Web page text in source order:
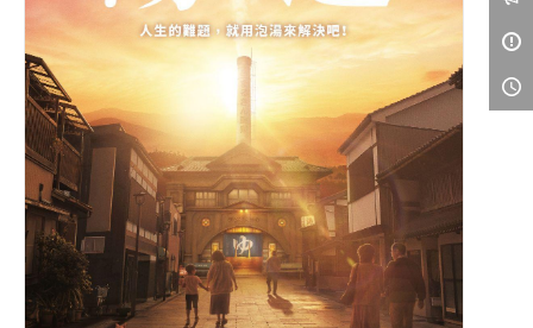
AD口述影像
LIVE演唱會
影城公告
影城活動
中獎名單
合作夥伴